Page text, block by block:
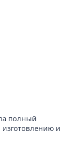
полный
и